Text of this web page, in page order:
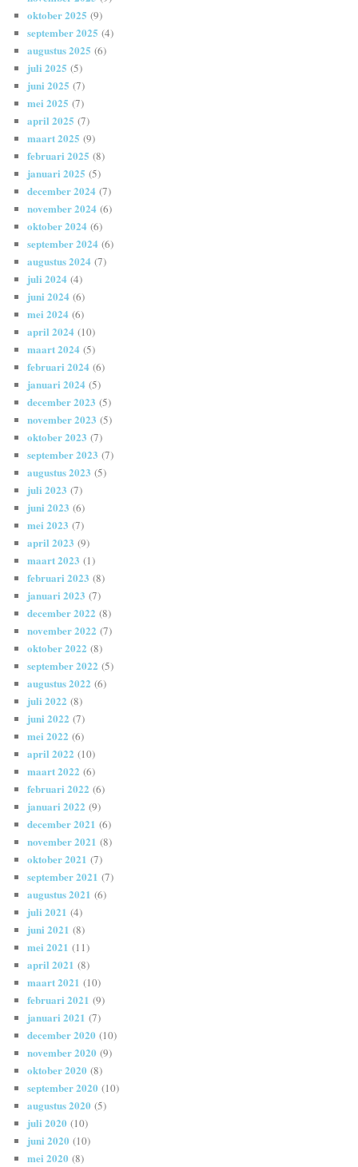
oktober 2025 (9)
september 2025 (4)
augustus 2025 (6)
juli 2025 (5)
juni 2025 (7)
mei 2025 (7)
april 2025 (7)
maart 2025 (9)
februari 2025 (8)
januari 2025 (5)
december 2024 (7)
november 2024 (6)
oktober 2024 (6)
september 2024 (6)
augustus 2024 (7)
juli 2024 (4)
juni 2024 (6)
mei 2024 (6)
april 2024 (10)
maart 2024 (5)
februari 2024 (6)
januari 2024 (5)
december 2023 (5)
november 2023 (5)
oktober 2023 (7)
september 2023 (7)
augustus 2023 (5)
juli 2023 (7)
juni 2023 (6)
mei 2023 (7)
april 2023 (9)
maart 2023 (1)
februari 2023 (8)
januari 2023 (7)
december 2022 (8)
november 2022 (7)
oktober 2022 (8)
september 2022 (5)
augustus 2022 (6)
juli 2022 (8)
juni 2022 (7)
mei 2022 (6)
april 2022 (10)
maart 2022 (6)
februari 2022 (6)
januari 2022 (9)
december 2021 (6)
november 2021 (8)
oktober 2021 (7)
september 2021 (7)
augustus 2021 (6)
juli 2021 (4)
juni 2021 (8)
mei 2021 (11)
april 2021 (8)
maart 2021 (10)
februari 2021 (9)
januari 2021 (7)
december 2020 (10)
november 2020 (9)
oktober 2020 (8)
september 2020 (10)
augustus 2020 (5)
juli 2020 (10)
juni 2020 (10)
mei 2020 (8)